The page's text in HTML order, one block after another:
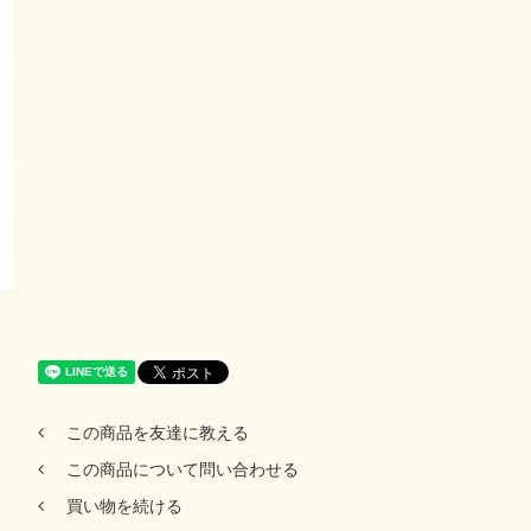
この商品を友達に教える
この商品について問い合わせる
買い物を続ける